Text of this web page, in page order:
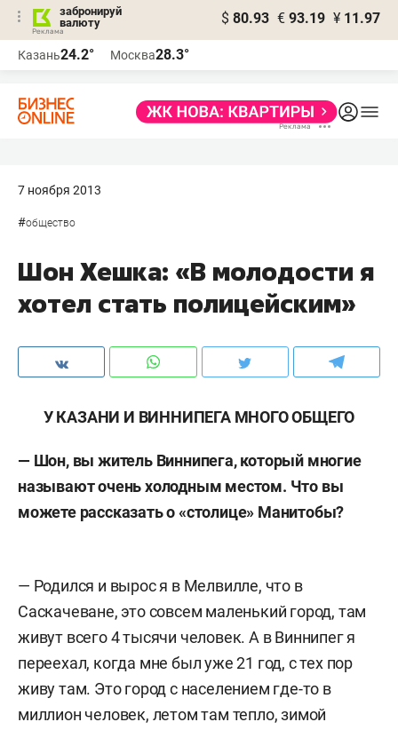
забронируй
валюту
$ 80.93 € 93.19 ¥ 11.97
Казань24.2° Москва28.3°
7 ноября 2013
#общество
Шон Хешка: «В молодости я
хотел стать полицейским»
У КАЗАНИ И ВИННИПЕГА МНОГО ОБЩЕГО
— Шон, вы житель Виннипега, который многие
называют очень холодным местом. Что вы
можете рассказать о «столице» Манитобы?
— Родился и вырос я в Мелвилле, что в
Саскачеване, это совсем маленький город, там
живут всего 4 тысячи человек. А в Виннипег я
переехал, когда мне был уже 21 год, с тех пор
живу там. Это город с населением где-то в
миллион человек, летом там тепло, зимой